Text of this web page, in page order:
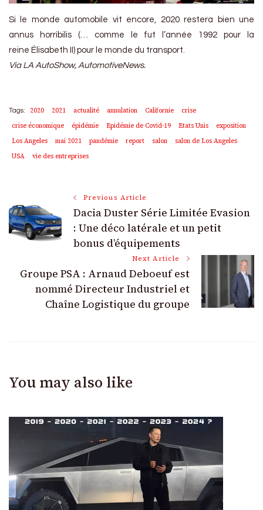
Si le monde automobile vit encore, 2020 restera bien une
annus horribilis (… comme le fut l’année 1992 pour la
reine Élisabeth II) pour le monde du transport.
Via LA AutoShow, AutomotiveNews.
Tags: 2020 2021 actualité annulation Californie
crise
crise économique
épidémie Epidémie de Covid-19 Etats Unis
exposition
Los Angeles
mai 2021 pandémie report salon
salon de Los Angeles
USA
vie des entreprises
Post
Navigation
Previous Article
Dacia Duster Série Limitée Evasion
: Une déco latérale et un petit
bonus d’équipements
Next Article
Groupe PSA : Arnaud Deboeuf est
nommé Directeur Industriel et
Chaîne Logistique du groupe
You may also like